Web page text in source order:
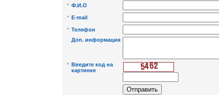
* Ф.И.О
* E-mail
* Телефон
Доп. информация
* Введите код на
картинке